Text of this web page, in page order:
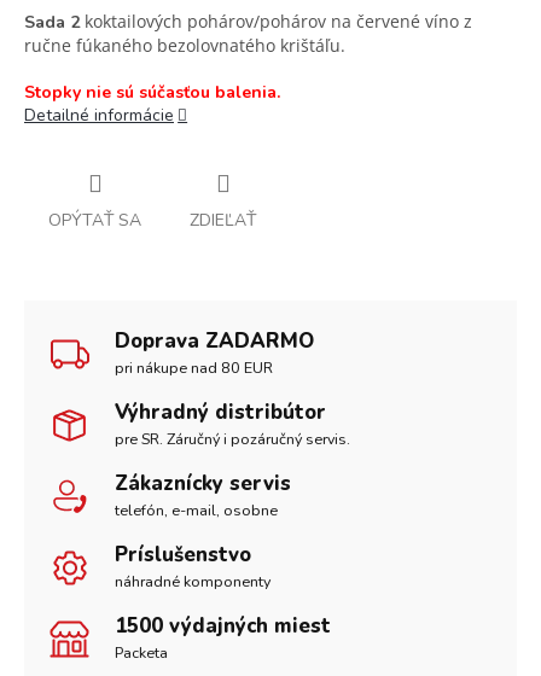
Sada 2 koktailových pohárov/pohárov na červené víno z
ručne fúkaného bezolovnatého krištáľu.
Stopky nie sú súčasťou balenia.
Detailné informácie
OPÝTAŤ SA ZDIEĽAŤ
Doprava ZADARMO
pri nákupe nad 80 EUR
Výhradný distribútor
pre SR. Záručný i pozáručný servis.
Zákaznícky servis
telefón, e-mail, osobne
Príslušenstvo
náhradné komponenty
1500 výdajných miest
Packeta